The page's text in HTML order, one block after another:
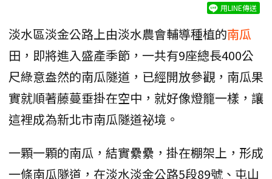
用LINE傳送
淡水區淡金公路上由淡水農會輔導種植的南瓜
田，即將進入盛產季節，一共有9座總長400公
尺綠意盎然的南瓜隧道，已經開放參觀，南瓜果
實就順著藤蔓垂掛在空中，就好像燈籠一樣，讓
這裡成為新北市南瓜隧道祕境。
一顆一顆的南瓜，結實纍纍，掛在棚架上，形成
一條南瓜隧道，在淡水淡金公路5段89號、屯山